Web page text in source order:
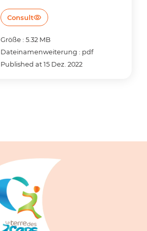
Consult
Größe : 5.32 MB
Dateinamenweiterung : pdf
Published at 15 Dez. 2022